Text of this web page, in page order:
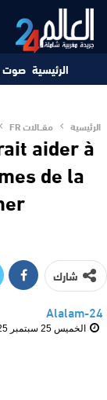
الرئيسية صوت
الرئيسية مقــالات FR
aider à
de la
شارك
Alalam-24
الخميس 25 سبتمبر 2025